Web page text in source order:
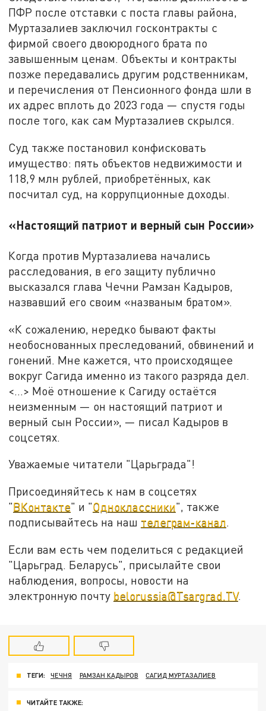
ПФР после отставки с поста главы района,
Муртазалиев заключил госконтракты с
фирмой своего двоюродного брата по
завышенным ценам. Объекты и контракты
позже передавались другим родственникам,
и перечисления от Пенсионного фонда шли в
их адрес вплоть до 2023 года — спустя годы
после того, как сам Муртазалиев скрылся.
Суд также постановил конфисковать
имущество: пять объектов недвижимости и
118,9 млн рублей, приобретённых, как
посчитал суд, на коррупционные доходы.
«Настоящий патриот и верный сын России»
Когда против Муртазалиева начались
расследования, в его защиту публично
высказался глава Чечни Рамзан Кадыров,
назвавший его своим «названым братом».
«К сожалению, нередко бывают факты
необоснованных преследований, обвинений и
гонений. Мне кажется, что происходящее
вокруг Сагида именно из такого разряда дел.
<…> Моё отношение к Сагиду остаётся
неизменным — он настоящий патриот и
верный сын России», — писал Кадыров в
соцсетях.
Уважаемые читатели "Царьграда"!
Присоединяйтесь к нам в соцсетях
"ВКонтакте" и "Одноклассники", также
подписывайтесь на наш телеграм-канал.
Если вам есть чем поделиться с редакцией
"Царьград. Беларусь", присылайте свои
наблюдения, вопросы, новости на
электронную почту belorussia@Tsargrad.TV.
ТЕГИ: ЧЕЧНЯ РАМЗАН КАДЫРОВ САГИД МУРТАЗАЛИЕВ
ЧИТАЙТЕ ТАКЖЕ: